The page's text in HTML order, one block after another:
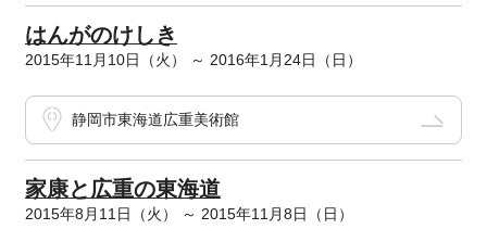
はんがのけしき
2015年11月10日（火） ～ 2016年1月24日（日）
静岡市東海道広重美術館
家康と広重の東海道
2015年8月11日（火） ～ 2015年11月8日（日）